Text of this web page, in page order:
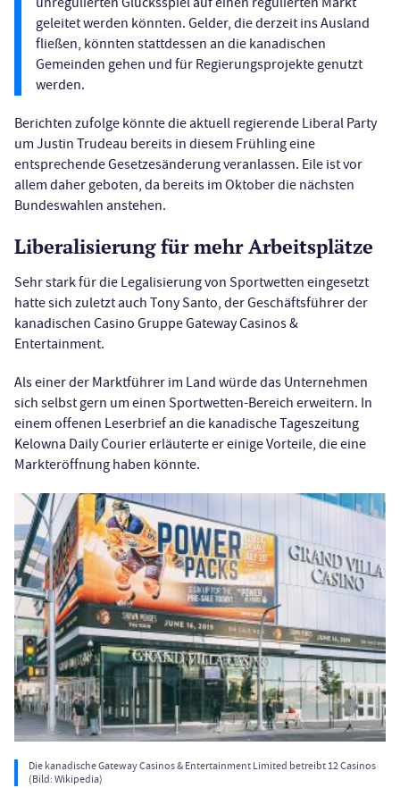
geleitet werden könnten. Gelder, die derzeit ins Ausland
fließen, könnten stattdessen an die kanadischen
Gemeinden gehen und für Regierungsprojekte genutzt
werden.
Berichten zufolge könnte die aktuell regierende Liberal Party
um Justin Trudeau bereits in diesem Frühling eine
entsprechende Gesetzesänderung veranlassen. Eile ist vor
allem daher geboten, da bereits im Oktober die nächsten
Bundeswahlen anstehen.
Liberalisierung für mehr Arbeitsplätze
Sehr stark für die Legalisierung von Sportwetten eingesetzt
hatte sich zuletzt auch Tony Santo, der Geschäftsführer der
kanadischen Casino Gruppe Gateway Casinos &
Entertainment.
Als einer der Marktführer im Land würde das Unternehmen
sich selbst gern um einen Sportwetten-Bereich erweitern. In
einem offenen Leserbrief an die kanadische Tageszeitung
Kelowna Daily Courier erläuterte er einige Vorteile, die eine
Markteröffnung haben könnte.
Die kanadische Gateway Casinos & Entertainment Limited betreibt 12 Casinos
(Bild: Wikipedia)